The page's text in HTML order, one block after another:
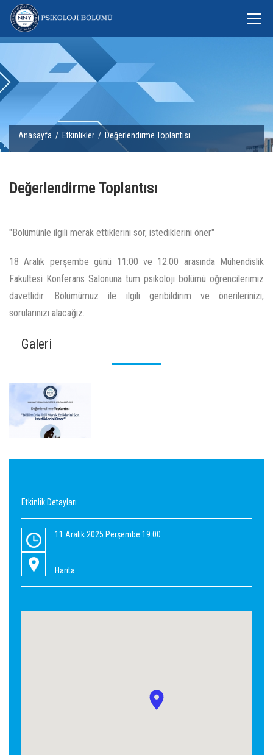
Anasayfa / Etkinlikler / Değerlendirme Toplantısı
Değerlendirme Toplantısı
"Bölümünle ilgili merak ettiklerini sor, istediklerini öner"
18 Aralık perşembe günü 11:00 ve 12:00 arasında Mühendislik
Fakültesi Konferans Salonuna tüm psikoloji bölümü öğrencilerimiz
davetlidir. Bölümümüz ile ilgili geribildirim ve önerilerinizi,
sorularınızı alacağız.
Galeri
Etkinlik Detayları
11 Aralık 2025 Perşembe 19:00
Harita